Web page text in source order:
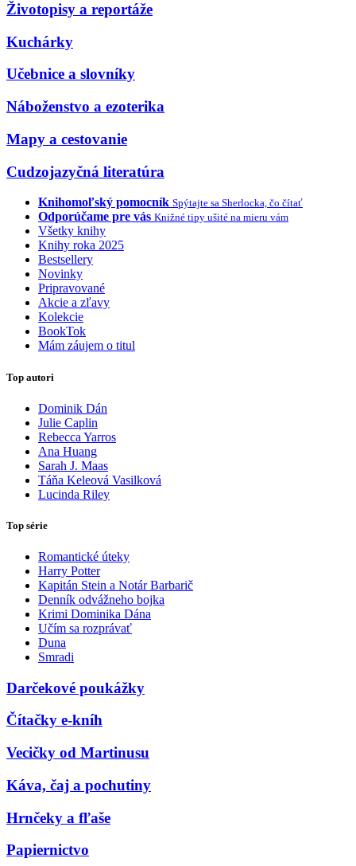
Životopisy a reportáže
Kuchárky
Učebnice a slovníky
Náboženstvo a ezoterika
Mapy a cestovanie
Cudzojazyčná literatúra
Knihomoľský pomocník Spýtajte sa Sherlocka, čo čítať
Odporúčame pre vás Knižné tipy ušité na mieru vám
Všetky knihy
Knihy roka 2025
Bestsellery
Novinky
Pripravované
Akcie a zľavy
Kolekcie
BookTok
Mám záujem o titul
Top autori
Dominik Dán
Julie Caplin
Rebecca Yarros
Ana Huang
Sarah J. Maas
Táňa Keleová Vasilková
Lucinda Riley
Top série
Romantické úteky
Harry Potter
Kapitán Stein a Notár Barbarič
Denník odvážneho bojka
Krimi Dominika Dána
Učím sa rozprávať
Duna
Smradi
Darčekové poukážky
Čítačky e-kníh
Vecičky od Martinusu
Káva, čaj a pochutiny
Hrnčeky a fľaše
Papiernictvo